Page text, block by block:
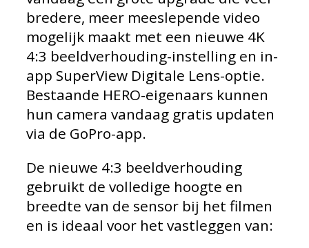
bredere, meer meeslepende video
mogelijk maakt met een nieuwe 4K
4:3 beeldverhouding-instelling en in-
app SuperView Digitale Lens-optie.
Bestaande HERO-eigenaars kunnen
hun camera vandaag gratis updaten
via de GoPro-app.
De nieuwe 4:3 beeldverhouding
gebruikt de volledige hoogte en
breedte van de sensor bij het filmen
en is ideaal voor het vastleggen van: